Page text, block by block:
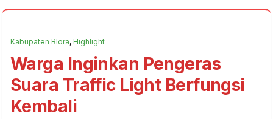
Kabupaten Blora, Highlight
Warga Inginkan Pengeras
Suara Traffic Light Berfungsi
Kembali